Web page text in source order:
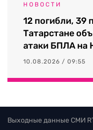
НОВОСТИ
12 погибли, 39
Татарстане
атаки БПЛА на
10.08.2026 / 09:55
Выходные данные СМИ